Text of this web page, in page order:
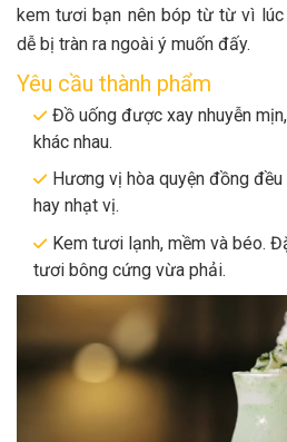
kem tươi bạn nên bóp từ từ vì
dễ bị tràn ra ngoài ý muốn đấy.
Yêu cầu thành phẩm
Đồ uống được xay nhuyễn
khác nhau.
Hương vị hòa quyện đồng
hay nhạt vị.
Kem tươi lạnh, mềm và béo.
tươi bông cứng vừa phải.